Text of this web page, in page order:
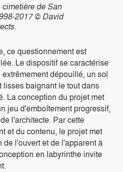
de San
2017 © David
ce questionnement est
Le dispositif se caractérise
dépouillé, un sol
baignant le tout dans
La conception du projet met
jeu d'emboîtement progressif,
l'architecte. Par cette
et du contenu, le projet met
l'ouvert et de l'apparent à
en labyrinthe invite